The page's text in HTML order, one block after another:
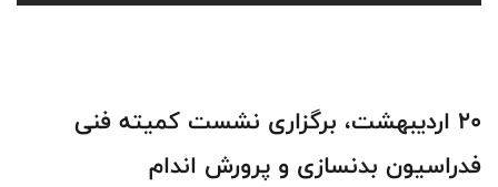
-
-
-20 اردیبهشت، برگزاری نشست کمیته فنی
فدراسیون بدنسازی و پرورش اندام